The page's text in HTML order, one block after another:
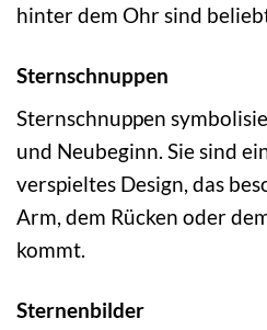
hinter dem Ohr sind
Sternschnuppen
Sternschnuppen
und Neubeginn. Sie sind
verspieltes Design, das
Arm, dem Rücken oder
kommt.
Sternenbilder